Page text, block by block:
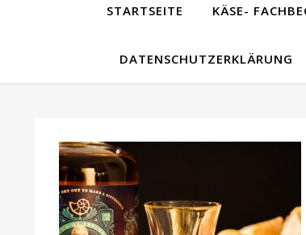
STARTSEITE KÄSE-
DATENSCHUTZERKLÄRUNG